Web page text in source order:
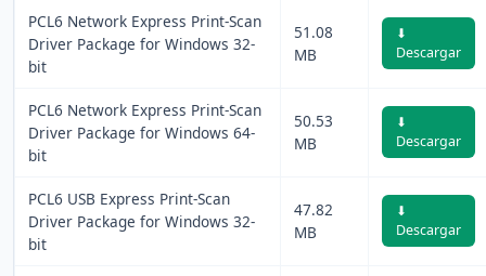
PCL6 Network Express Print-Scan
Driver Package for Windows 32-
bit
51.08
MB
⬇
Descargar
PCL6 Network Express Print-Scan
Driver Package for Windows 64-
bit
50.53
MB
⬇
Descargar
PCL6 USB Express Print-Scan
Driver Package for Windows 32-
bit
47.82
MB
⬇
Descargar